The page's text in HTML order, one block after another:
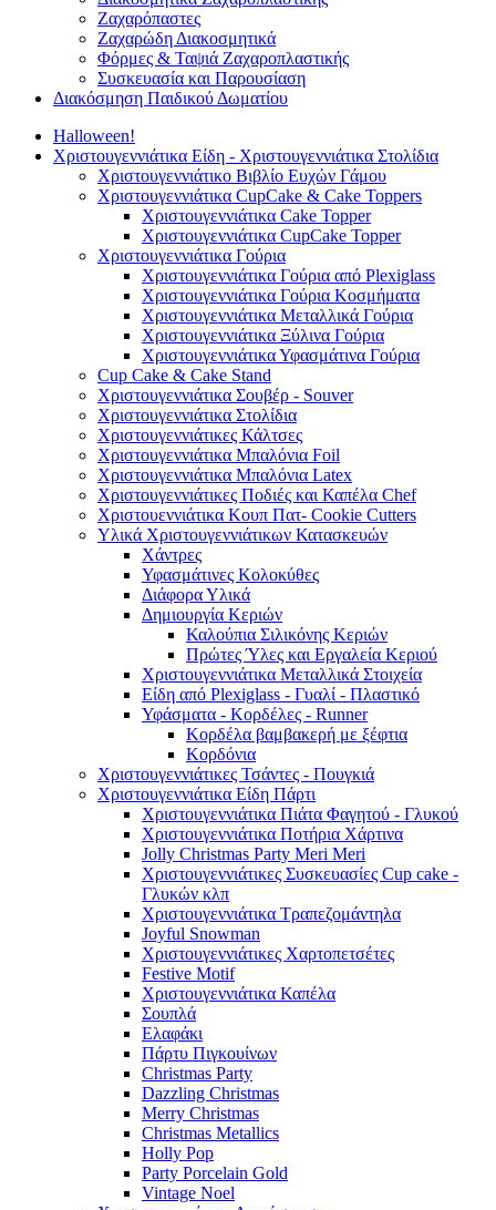
Ζαχαρόπαστες
Ζαχαρώδη Διακοσμητικά
Φόρμες & Ταψιά Ζαχαροπλαστικής
Συσκευασία και Παρουσίαση
Διακόσμηση Παιδικού Δωματίου
Halloween!
Χριστουγεννιάτικα Είδη - Χριστουγεννιάτικα Στολίδια
Χριστουγεννιάτικο Βιβλίο Ευχών Γάμου
Χριστουγεννιάτικα CupCake & Cake Toppers
Χριστουγεννιάτικα Cake Topper
Χριστουγεννιάτικα CupCake Topper
Χριστουγεννιάτικα Γούρια
Χριστουγεννιάτικα Γούρια από Plexiglass
Χριστουγεννιάτικα Γούρια Κοσμήματα
Χριστουγεννιάτικα Μεταλλικά Γούρια
Χριστουγεννιάτικα Ξύλινα Γούρια
Χριστουγεννιάτικα Υφασμάτινα Γούρια
Cup Cake & Cake Stand
Χριστουγεννιάτικα Σουβέρ - Souver
Χριστουγεννιάτικα Στολίδια
Χριστουγεννιάτικες Κάλτσες
Χριστουγεννιάτικα Μπαλόνια Foil
Χριστουγεννιάτικα Μπαλόνια Latex
Χριστουγεννιάτικες Ποδιές και Καπέλα Chef
Χριστουεννιάτικα Κουπ Πατ- Cookie Cutters
Υλικά Χριστουγεννιάτικων Κατασκευών
Χάντρες
Υφασμάτινες Κολοκύθες
Διάφορα Υλικά
Δημιουργία Κεριών
Καλούπια Σιλικόνης Κεριών
Πρώτες Ύλες και Εργαλεία Κεριού
Χριστουγεννιάτικα Μεταλλικά Στοιχεία
Είδη από Plexiglass - Γυαλί - Πλαστικό
Υφάσματα - Κορδέλες - Runner
Κορδέλα βαμβακερή με ξέφτια
Κορδόνια
Χριστουγεννιάτικες Τσάντες - Πουγκιά
Χριστουγεννιάτικα Είδη Πάρτι
Χριστουγεννιάτικα Πιάτα Φαγητού - Γλυκού
Χριστουγεννιάτικα Ποτήρια Χάρτινα
Jolly Christmas Party Meri Meri
Χριστουγεννιάτικες Συσκευασίες Cup cake -
Γλυκών κλπ
Χριστουγεννιάτικα Τραπεζομάντηλα
Joyful Snowman
Χριστουγεννιάτικες Χαρτοπετσέτες
Festive Motif
Χριστουγεννιάτικα Καπέλα
Σουπλά
Ελαφάκι
Πάρτυ Πιγκουίνων
Christmas Party
Dazzling Christmas
Merry Christmas
Christmas Metallics
Holly Pop
Party Porcelain Gold
Vintage Noel